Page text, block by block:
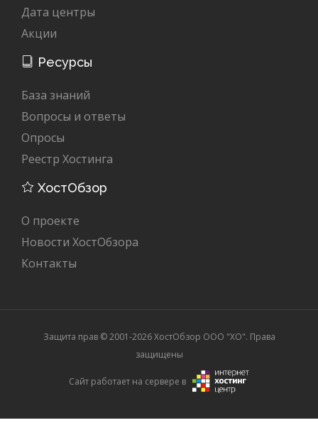
Дата центры
Акции
Ресурсы
База знаний
Вопросы и ответы
Опросы
Реестр Хостинга
ХостОбзор
О проекте
Новости ХостОбзора
Контакты
Защита прав © 2001-2026 ХостОбзор ООО "XO". Права
защищены
Сайт работает на сервере в